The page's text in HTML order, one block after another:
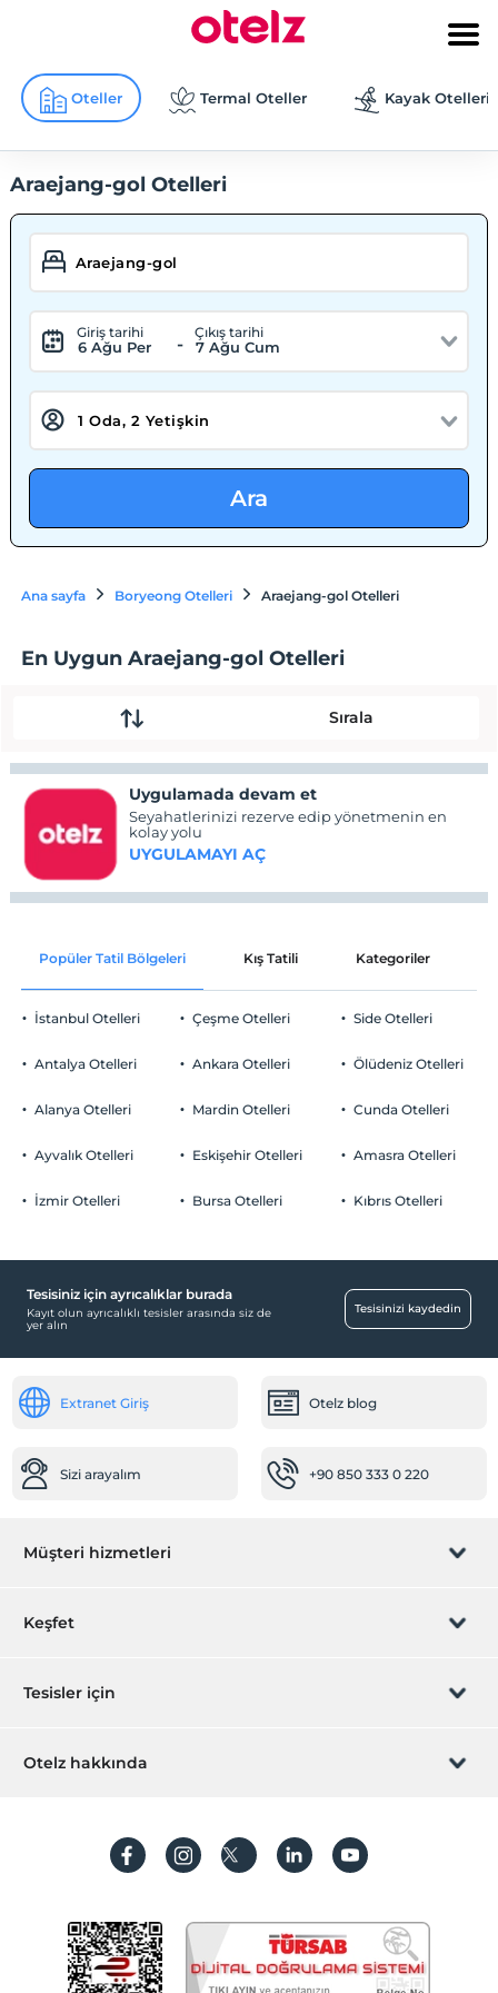
Oteller Termal Oteller Kayak Otelleri
Araejang-gol Otelleri
Giriş tarihi
6 Ağu Per -
Çıkış tarihi
7 Ağu Cum
Ara
Ana sayfa Boryeong Otelleri Araejang-gol Otelleri
En Uygun Araejang-gol Otelleri
Sırala
Uygulamada devam et
Seyahatlerinizi rezerve edip yönetmenin en
kolay yolu
UYGULAMAYI AÇ
Popüler Tatil Bölgeleri Kış Tatili Kategoriler
İstanbul Otelleri
Antalya Otelleri
Alanya Otelleri
Ayvalık Otelleri
İzmir Otelleri
Çeşme Otelleri
Ankara Otelleri
Mardin Otelleri
Eskişehir Otelleri
Bursa Otelleri
Side Otelleri
Ölüdeniz Otelleri
Cunda Otelleri
Amasra Otelleri
Kıbrıs Otelleri
Tesisiniz için ayrıcalıklar burada
Kayıt olun ayrıcalıklı tesisler arasında siz de
yer alın
Tesisinizi kaydedin
Extranet Giriş Otelz blog
Sizi arayalım +90 850 333 0 220
Müşteri hizmetleri
Rezervasyon yönet
Sıkça sorulan sorular
İşlem rehberi
Keşfet
Hediye Kart
Hesap oluştur
Tesisler için
Hemen tesisinizi ekleyin
Otelz hakkında
Koşullar ve şartlar